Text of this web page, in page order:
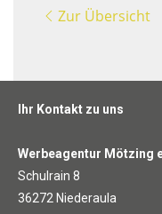
Zur Übersicht
Ihr Kontakt zu uns
Werbeagentur Mötzing
Schulrain 8
36272 Niederaula